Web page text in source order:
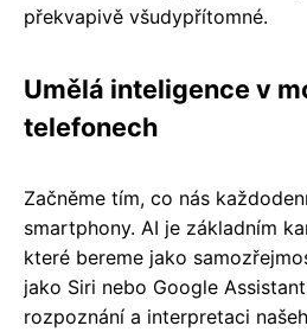
překvapivě všudypřítomné.
Umělá inteligence v
telefonech
Začněme tím, co nás
smartphony. AI je základním
které bereme jako
jako Siri nebo Google
rozpoznání a interpretaci